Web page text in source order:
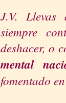
J.V. Llevas
siempre
deshacer, o
mental
fomentado